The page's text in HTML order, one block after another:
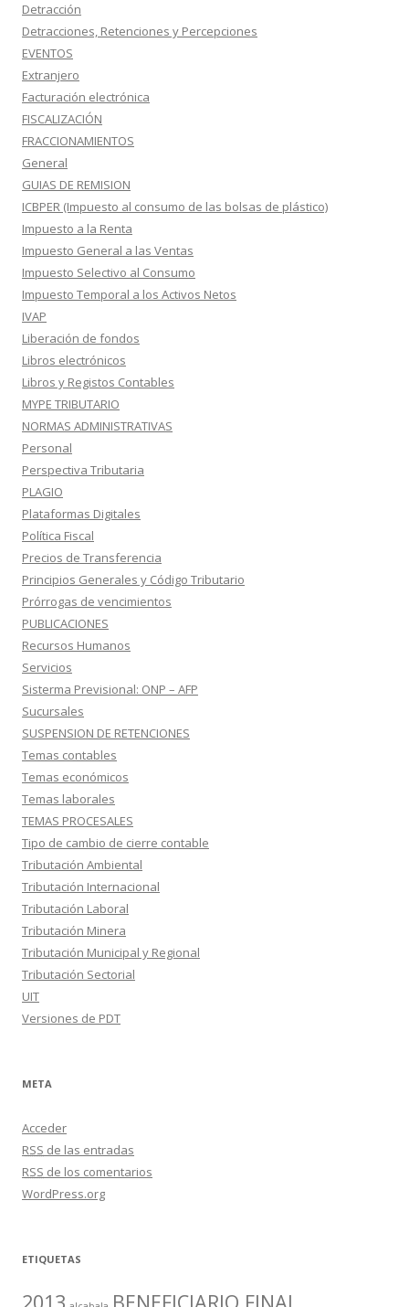
Detracción
Detracciones, Retenciones y Percepciones
EVENTOS
Extranjero
Facturación electrónica
FISCALIZACIÓN
FRACCIONAMIENTOS
General
GUIAS DE REMISION
ICBPER (Impuesto al consumo de las bolsas de plástico)
Impuesto a la Renta
Impuesto General a las Ventas
Impuesto Selectivo al Consumo
Impuesto Temporal a los Activos Netos
IVAP
Liberación de fondos
Libros electrónicos
Libros y Registos Contables
MYPE TRIBUTARIO
NORMAS ADMINISTRATIVAS
Personal
Perspectiva Tributaria
PLAGIO
Plataformas Digitales
Política Fiscal
Precios de Transferencia
Principios Generales y Código Tributario
Prórrogas de vencimientos
PUBLICACIONES
Recursos Humanos
Servicios
Sisterma Previsional: ONP – AFP
Sucursales
SUSPENSION DE RETENCIONES
Temas contables
Temas económicos
Temas laborales
TEMAS PROCESALES
Tipo de cambio de cierre contable
Tributación Ambiental
Tributación Internacional
Tributación Laboral
Tributación Minera
Tributación Municipal y Regional
Tributación Sectorial
UIT
Versiones de PDT
META
Acceder
RSS de las entradas
RSS de los comentarios
WordPress.org
ETIQUETAS